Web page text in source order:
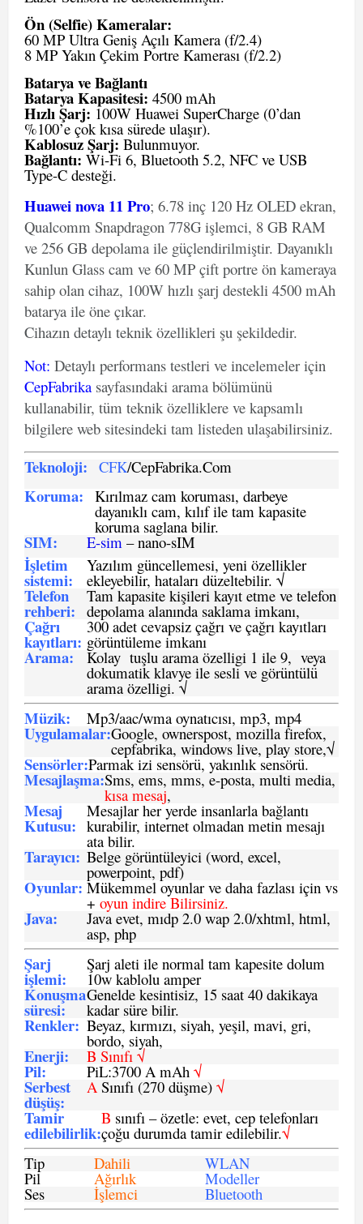
Ön (Selfie) Kameralar:
60 MP Ultra Geniş Açılı Kamera (f/2.4)
8 MP Yakın Çekim Portre Kamerası (f/2.2)
Batarya ve Bağlantı
Batarya Kapasitesi: 4500 mAh
Hızlı Şarj: 100W Huawei SuperCharge (0’dan
%100’e çok kısa sürede ulaşır).
Kablosuz Şarj: Bulunmuyor.
Bağlantı: Wi-Fi 6, Bluetooth 5.2, NFC ve USB
Type-C desteği.
Huawei nova 11 Pro; 6.78 inç 120 Hz OLED ekran,
Qualcomm Snapdragon 778G işlemci, 8 GB RAM
ve 256 GB depolama ile güçlendirilmiştir. Dayanıklı
Kunlun Glass cam ve 60 MP çift portre ön kameraya
sahip olan cihaz, 100W hızlı şarj destekli 4500 mAh
batarya ile öne çıkar.
Cihazın detaylı teknik özellikleri şu şekildedir.
Not: Detaylı performans testleri ve incelemeler için
CepFabrika sayfasındaki arama bölümünü
kullanabilir, tüm teknik özelliklere ve kapsamlı
bilgilere web sitesindeki tam listeden ulaşabilirsiniz.
Teknoloji: CFK/CepFabrika.Com
Koruma: Kırılmaz cam koruması, darbeye
dayanıklı cam, kılıf ile tam kapasite
koruma saglana bilir.
SIM: E-sim – nano-sIM
İşletim
sistemi:
Yazılım güncellemesi, yeni özellikler
ekleyebilir, hataları düzeltebilir. √
Telefon
rehberi:
Tam kapasite kişileri kayıt etme ve telefon
depolama alanında saklama imkanı,
Çağrı
kayıtları:
300 adet cevapsiz çağrı ve çağrı kayıtları
görüntüleme imkanı
Arama: Kolay tuşlu arama özelligi 1 ile 9, veya
dokumatik klavye ile sesli ve görüntülü
arama özelligi. √
Müzik: Mp3/aac/wma oynatıcısı, mp3, mp4
Uygulamalar:Google, ownerspost, mozilla firefox,
cepfabrika, windows live, play store,√
Sensörler:Parmak izi sensörü, yakınlık sensörü.
Mesajlaşma:Sms, ems, mms, e-posta, multi media,
kısa mesaj,
Mesaj
Kutusu:
Mesajlar her yerde insanlarla bağlantı
kurabilir, internet olmadan metin mesajı
ata bilir.
Tarayıcı: Belge görüntüleyici (word, excel,
powerpoint, pdf)
Oyunlar: Mükemmel oyunlar ve daha fazlası için vs
+ oyun indire Bilirsiniz.
Java: Java evet, mıdp 2.0 wap 2.0/xhtml, html,
asp, php
Şarj
işlemi:
Şarj aleti ile normal tam kapesite dolum
10w kablolu amper
Konuşma
süresi:
Genelde kesintisiz, 15 saat 40 dakikaya
kadar süre bilir.
Renkler: Beyaz, kırmızı, siyah, yeşil, mavi, gri,
bordo, siyah,
Enerji: B Sınıfı √
Pil: PiL:3700 A mAh √
Serbest
düşüş:
ASınıfı (270 düşme) √
Tamir
edilebilirlik:
B sınıfı – özetle: evet, cep telefonları
çoğu durumda tamir edilebilir.√
Tip
Dahili WLAN
Pil Ağırlık Modeller
Ses İşlemci Bluetooth